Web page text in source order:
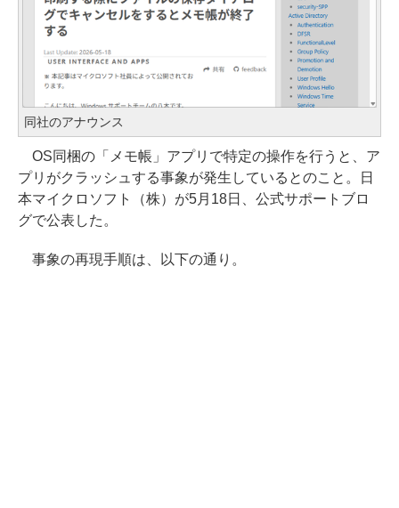
同社のアナウンス
OS同梱の「メモ帳」アプリで特定の操作を行うと、ア
プリがクラッシュする事象が発生しているとのこと。日
本マイクロソフト（株）が5月18日、公式サポートブロ
グで公表した。
事象の再現手順は、以下の通り。